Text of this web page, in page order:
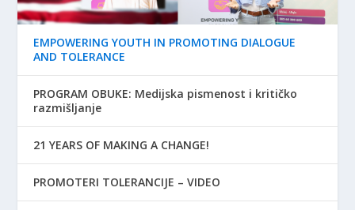
EMPOWERING YOUTH IN PROMOTING DIALOGUE
AND TOLERANCE
PROGRAM OBUKE: Medijska pismenost i kritičko
razmišljanje
21 YEARS OF MAKING A CHANGE!
PROMOTERI TOLERANCIJE – VIDEO